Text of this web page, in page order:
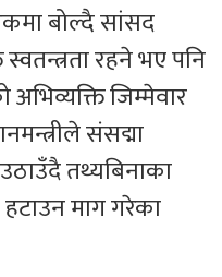
बोल्दै सांसद
स्वतन्त्रता रहने भए पनि
जिम्मेवार
संसद्मा
तथ्यबिनाका
माग गरेका